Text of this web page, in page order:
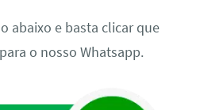
abaixo e basta clicar que
o nosso Whatsapp.